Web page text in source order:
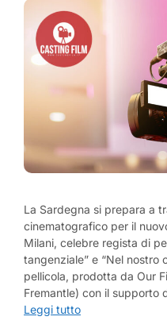
La Sardegna si prepara a
cinematografico per il
Milani, celebre regista di
tangenziale” e “Nel nostro
pellicola, prodotta da Our
Fremantle) con il supporto
Leggi tutto